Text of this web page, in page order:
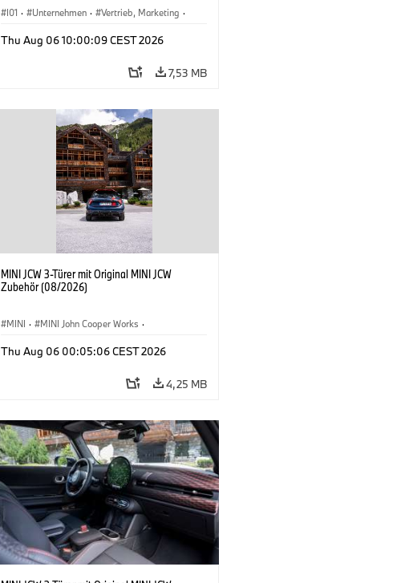
I01 · Unternehmen · Vertrieb, Marketing ·
Thu Aug 06 10:00:09 CEST 2026
7,53 MB
MINI JCW 3-Türer mit Original MINI JCW
Zubehör (08/2026)
MINI · MINI John Cooper Works ·
Sonderausstattungen, Zubehör
Thu Aug 06 00:05:06 CEST 2026
4,25 MB